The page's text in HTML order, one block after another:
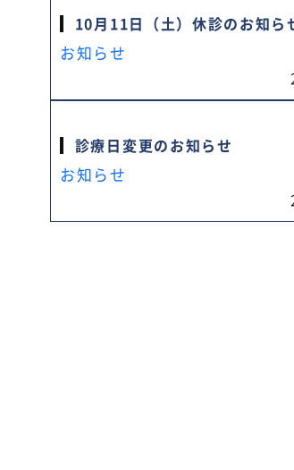
10月11日（土）休診のお知ら
お知らせ
診療日変更のお知らせ
お知らせ